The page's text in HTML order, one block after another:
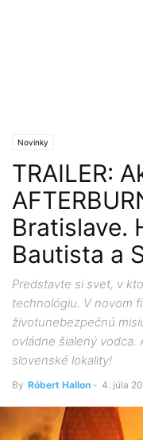
Novinky
TRAILER:
Bratislave.
Bautista a
Predstavte si svet, v
technológiu. V novom
životunebezpečnú
ovládne šialený vodca.
slovenské lokality!
By Róbert Hallon - 4. júla